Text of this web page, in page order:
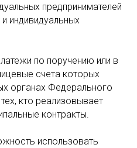
предпринимателей
индивидуальных
по поручению или в
счета которых
органах Федерального
кто реализовывает
контракты.
использовать